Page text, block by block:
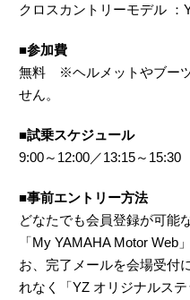
クロスカントリーモデル ：
■参加費
無料 ※ヘルメットやブー
せん。
■試乗スケジュール
9:00～12:00／13:15～15:30
■事前エントリー方法
どなたでも会員登録が可能
「My YAMAHA Motor Web
お、完了メールを会場受付
れなく「YZ オリジナルス